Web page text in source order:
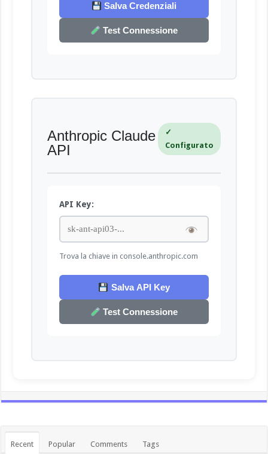
Salva Credenziali
Test Connessione
Anthropic Claude
API
✓
Configurato
API Key:
Trova la chiave in console.anthropic.com
Salva API Key
Test Connessione
Recent Popular Comments Tags